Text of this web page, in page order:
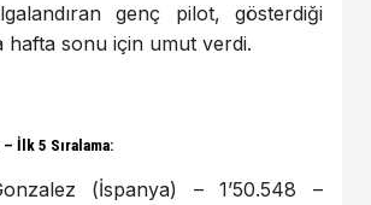
genç pilot, gösterdiği
hafta sonu için umut verdi.
İlk 5 Sıralama:
(İspanya) – 1’50.548 –